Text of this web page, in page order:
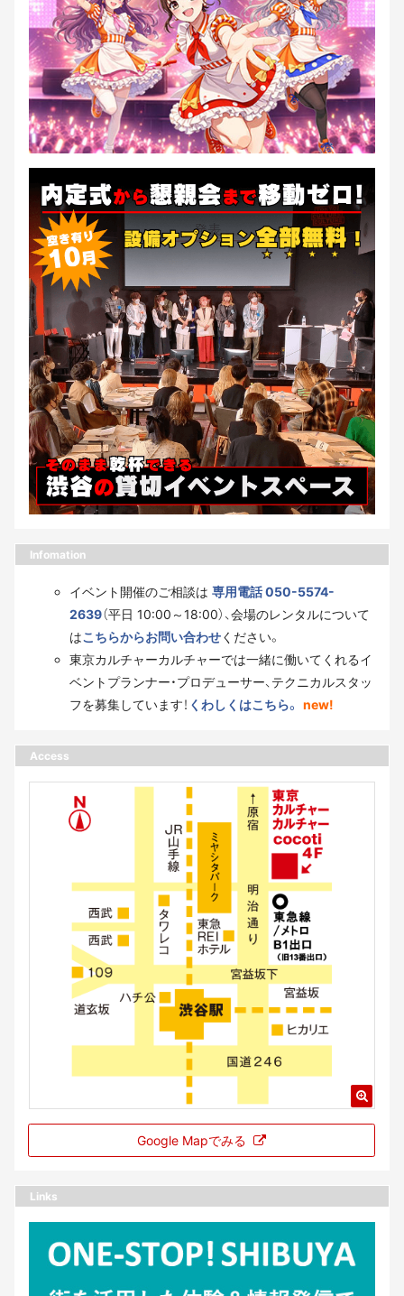
Infomation
イベント開催のご相談は 専用電話 050-5574-
2639（平日 10:00～18:00）、会場のレンタルについて
はこちらからお問い合わせください。
東京カルチャーカルチャーでは一緒に働いてくれるイ
ベントプランナー・プロデューサー、テクニカルスタッ
フを募集しています！ くわしくはこちら。 new!
Access
Google Mapでみる
Links